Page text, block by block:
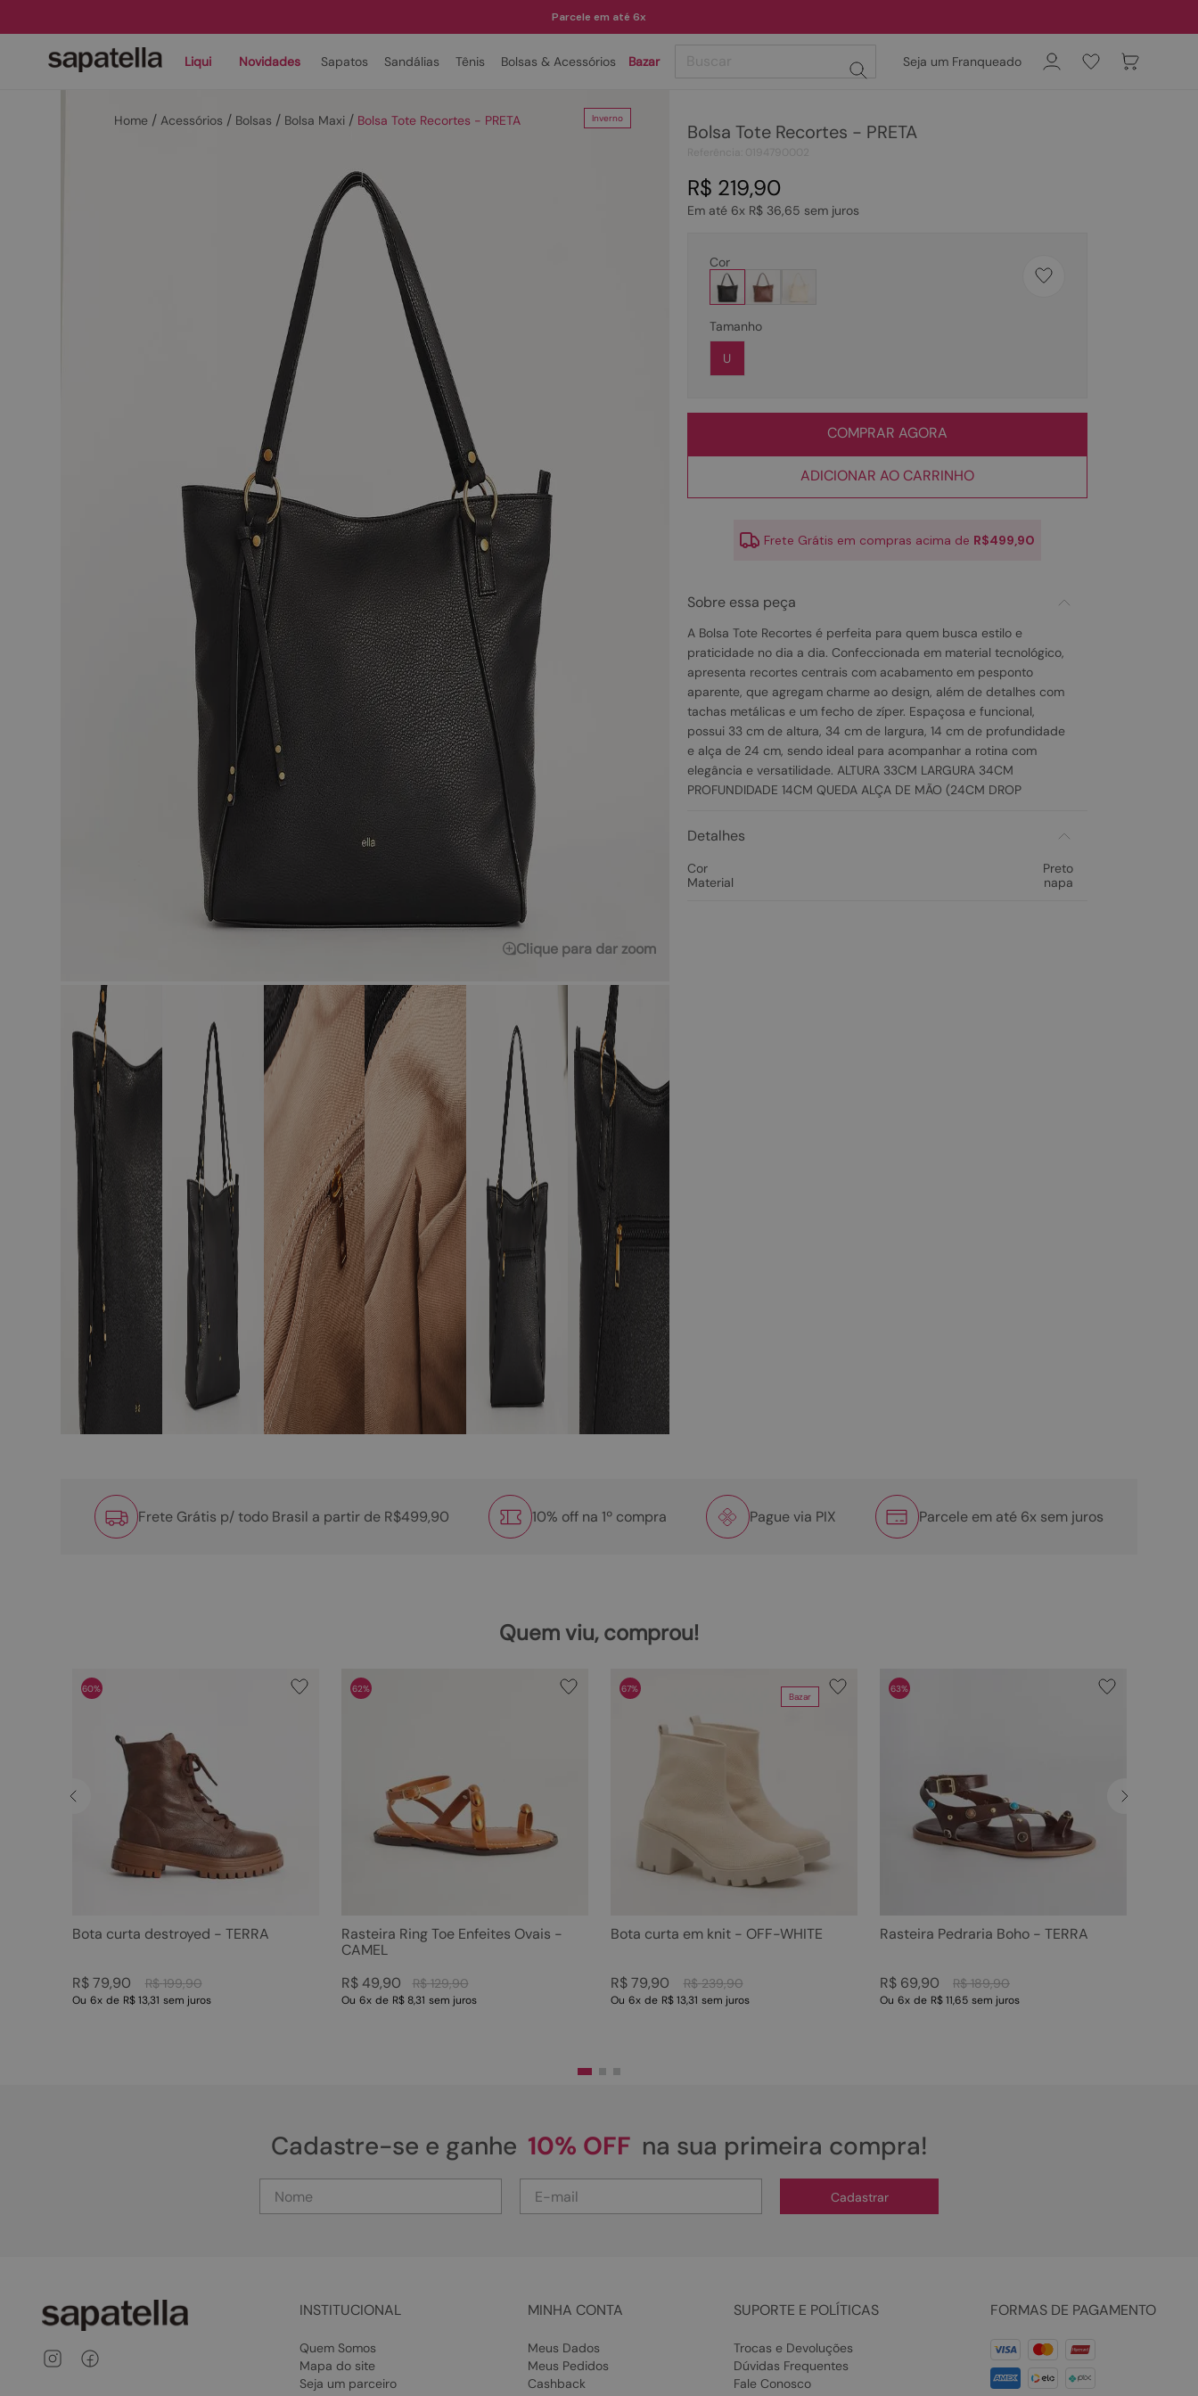
Parcele em até 6x
Liqui Novidades Sapatos Sandálias Tênis Bolsas & Acessórios Bazar Seja um Franqueado
Acessórios Bolsas Bolsa Maxi Bolsa Tote Recortes - PRETA Inverno
Clique para dar zoom
Bolsa Tote Recortes - PRETA
R$ 219,90
Em até 6x R$ 36,65 sem juros
Cor
Tamanho
U
COMPRAR AGORA
ADICIONAR AO CARRINHO
Frete Grátis em compras acima de R$499,90
Sobre essa peça
A Bolsa Tote Recortes é perfeita para quem busca estilo e
praticidade no dia a dia. Confeccionada em material tecnológico,
apresenta recortes centrais com acabamento em pesponto
aparente, que agregam charme ao design, além de detalhes com
tachas metálicas e um fecho de zíper. Espaçosa e funcional,
possui 33 cm de altura, 34 cm de largura, 14 cm de profundidade
e alça de 24 cm, sendo ideal para acompanhar a rotina com
elegância e versatilidade. ALTURA 33CM LARGURA 34CM
PROFUNDIDADE 14CM QUEDA ALÇA DE MÃO (24CM DROP
Detalhes
Cor
Preto
Material
napa
Frete Grátis p/ todo Brasil a partir de R$499,90 10% off na 1º compra Pague via PIX Parcele em até 6x sem juros
Quem viu, comprou!
60%
Bota curta destroyed - TERRA
R$ 199,90
R$ 79,90
Ou 6x de R$ 13,31 sem juros
62%
Rasteira Ring Toe Enfeites Ovais -
CAMEL
R$ 129,90
R$ 49,90
Ou 6x de R$ 8,31 sem juros
Bazar
67%
Bota curta em knit - OFF-WHITE
R$ 239,90
R$ 79,90
Ou 6x de R$ 13,31 sem juros
63%
Rasteira Pedraria Boho - TERRA
R$ 189,90
R$ 69,90
Ou 6x de R$ 11,65 sem juros
Cadastre-se e ganhe 10% OFF na sua primeira compra!
Cadastrar
INSTITUCIONAL
Quem Somos
Mapa do site
Seja um parceiro
MINHA CONTA
Meus Dados
Meus Pedidos
Cashback
SUPORTE E POLÍTICAS
Trocas e Devoluções
Dúvidas Frequentes
Fale Conosco
FORMAS DE PAGAMENTO
TERMOS MAIS BUSCADOS